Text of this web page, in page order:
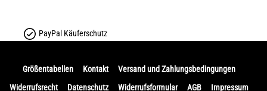
PayPal Käuferschutz
Größentabellen Kontakt
Versand und Zahlungsbedingungen
Widerrufsrecht
Datenschutz Widerrufsformular AGB Impressum